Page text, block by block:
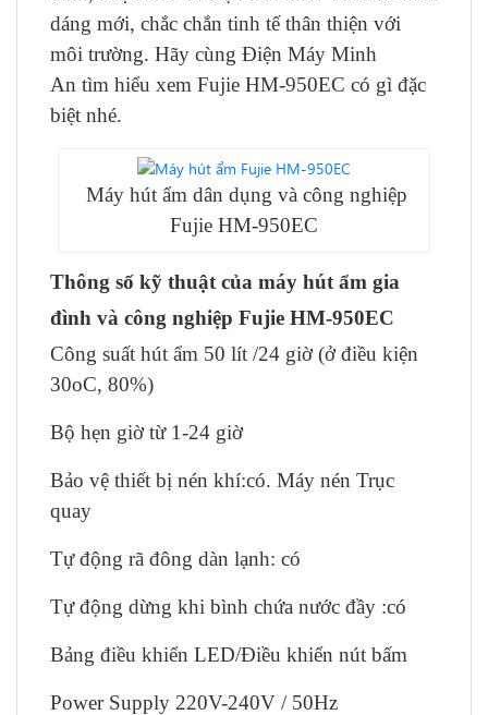
dáng mới, chắc chắn tinh tế thân thiện với
môi trường. Hãy cùng Điện Máy Minh
An tìm hiểu xem Fujie HM-950EC có gì đặc
biệt nhé.
Máy hút ẩm dân dụng và công nghiệp
Fujie HM-950EC
Thông số kỹ thuật của máy hút ẩm gia
đình và công nghiệp Fujie HM-950EC
Công suất hút ẩm 50 lít /24 giờ (ở điều kiện
30oC, 80%)
Bộ hẹn giờ từ 1-24 giờ
Bảo vệ thiết bị nén khí:có. Máy nén Trục
quay
Tự động rã đông dàn lạnh: có
Tự động dừng khi bình chứa nước đầy :có
Bảng điều khiển LED/Điều khiển nút bấm
Power Supply 220V-240V / 50Hz